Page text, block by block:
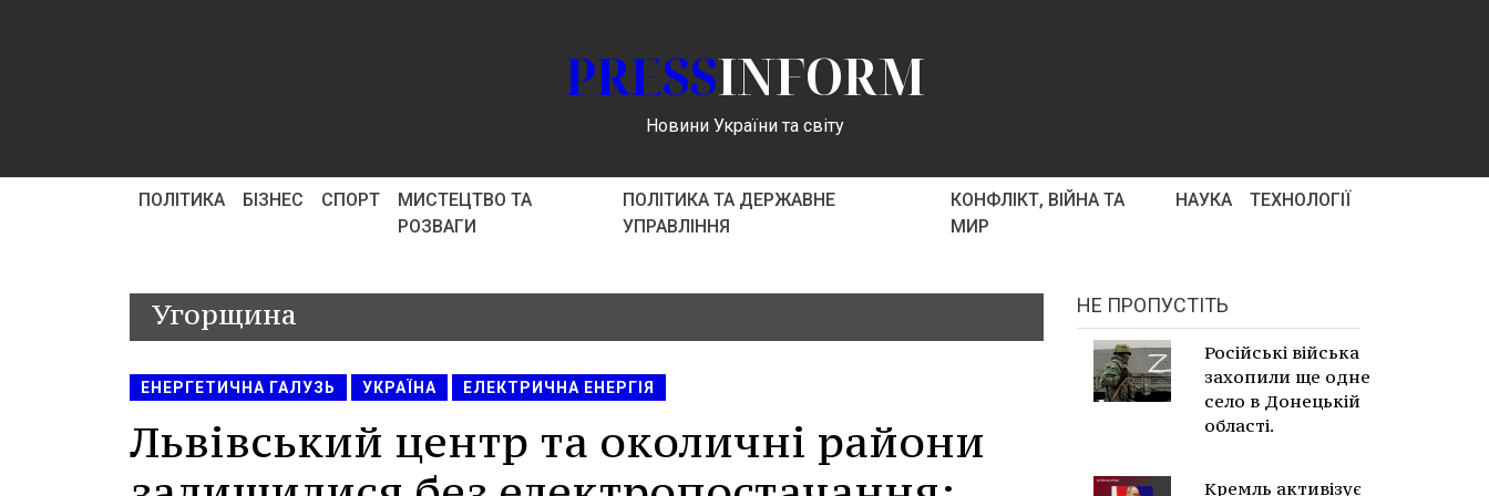
PRESSINFORM
Новини України та світу
ПОЛІТИКА БІЗНЕС СПОРТ
МИСТЕЦТВО ТА
РОЗВАГИ
ПОЛІТИКА ТА ДЕРЖАВНЕ
УПРАВЛІННЯ
КОНФЛІКТ, ВІЙНА ТА
МИР
НАУКА ТЕХНОЛОГІЇ
Угорщина
ЕНЕРГЕТИЧНА ГАЛУЗЬ УКРАЇНА ЕЛЕКТРИЧНА ЕНЕРГІЯ
Львівський центр та околичні райони
НЕ ПРОПУСТІТЬ
Російські війська
захопили ще одне
село в Донецькій
області.
Кремль активізує